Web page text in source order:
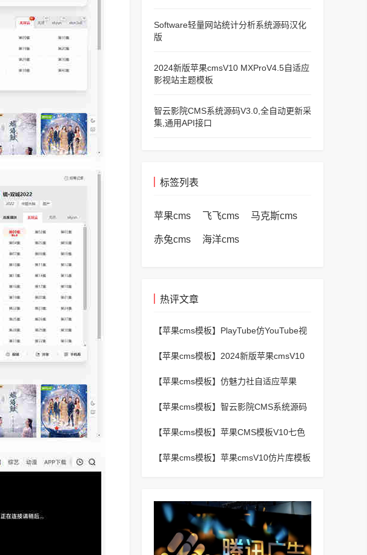
Software轻量网站统计分析系统源码汉化
版
2024新版苹果cmsV10 MXProV4.5自适应
影视站主题模板
智云影院CMS系统源码V3.0,全自动更新采
集,通用API接口
标签列表
苹果cms 飞飞cms 马克斯cms
赤兔cms 海洋cms
热评文章
【苹果cms模板】 PlayTube仿YouTube视
【苹果cms模板】 2024新版苹果cmsV10
【苹果cms模板】 仿魅力社自适应苹果
【苹果cms模板】 智云影院CMS系统源码
【苹果cms模板】 苹果CMS模板V10七色
【苹果cms模板】 苹果cmsV10仿片库模板